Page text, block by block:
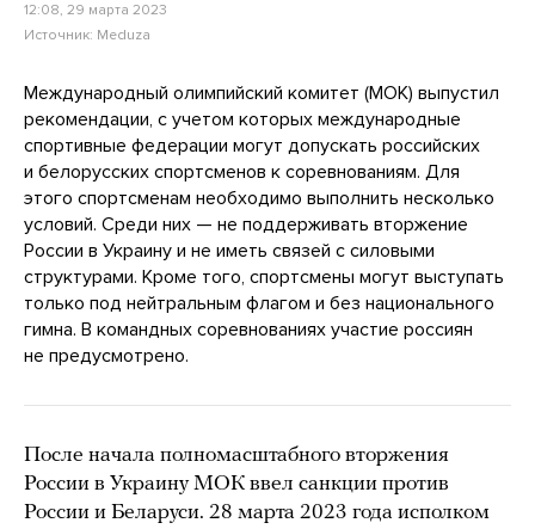
12:08, 29 марта 2023
Источник: Meduza
Международный олимпийский комитет (МОК) выпустил
рекомендации, с учетом которых международные
спортивные федерации могут допускать российских
и белорусских спортсменов к соревнованиям. Для
этого спортсменам необходимо выполнить несколько
условий. Среди них — не поддерживать вторжение
России в Украину и не иметь связей с силовыми
структурами. Кроме того, спортсмены могут выступать
только под нейтральным флагом и без национального
гимна. В командных соревнованиях участие россиян
не предусмотрено.
После начала полномасштабного вторжения
России в Украину МОК ввел санкции против
России и Беларуси. 28 марта 2023 года исполком